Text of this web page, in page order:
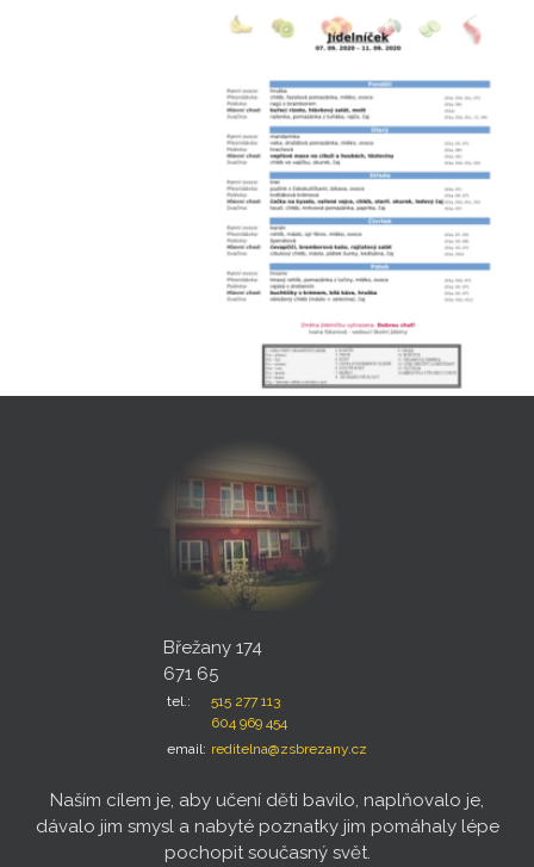
Břežany 174
671 65
tel.:
515 277 113
604 969 454
email: reditelna@zsbrezany.cz
Naším cílem je, aby učení děti bavilo, naplňovalo je,
dávalo jim smysl a nabyté poznatky jim pomáhaly lépe
pochopit současný svět.